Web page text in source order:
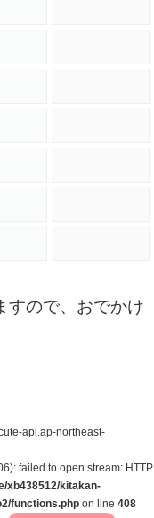
すので、おでかけ
api.ap-northeast-
failed to open stream: HTTP
xb438512/kitakan-
functions.php on line 408